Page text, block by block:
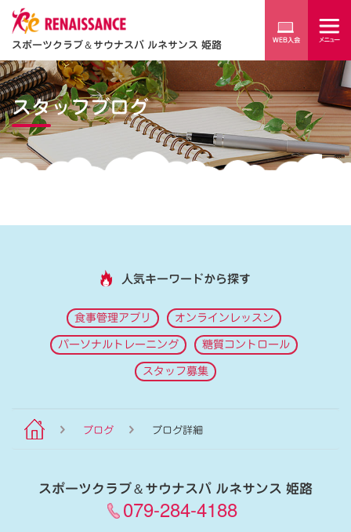
スポーツクラブ＆サウナスパ ルネサンス 姫路
スタッフブログ
人気キーワードから探す
食事管理アプリ オンラインレッスン
パーソナルトレーニング 糖質コントロール
スタッフ募集
ブログ ブログ詳細
スポーツクラブ＆サウナスパ ルネサンス 姫路
079-284-4188